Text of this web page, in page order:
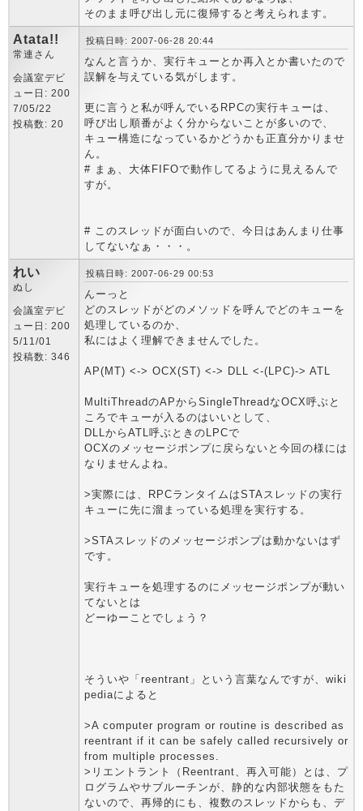
そのまま呼び出し元に復帰すると考えられます。
Atata!!
常連さん
会議室デビ
ュー日: 200
7/05/22
投稿数: 20
投稿日時: 2007-06-28 20:44
なんと言うか、実行キューとか再入とか書いたので
誤解を与えている気がします。
更に言うと私が呼んでいるRPCの実行キューは、
呼び出し順番がよく分からないことが多いので、
キュー構造になっているかどうかも正直分かりませ
ん。
# まぁ、大体FIFOで動作してるように見えるんで
すが。
# このスレッドが面白いので、今日はあんまり仕事
してないなぁ・・・。
れい
ぬし
会議室デビ
ュー日: 200
5/11/01
投稿数: 346
投稿日時: 2007-06-29 00:53
んーっと
どのスレッドがどのメソッドを呼んでどのキューを
処理しているのか、
私にはよく理解できませんでした。
AP(MT) <-> OCX(ST) <-> DLL <-(LPC)-> ATL
MultiThreadのAPからSingleThreadなOCX呼ぶと
ころでキューが入るのはいいとして、
DLLからATL呼ぶときのLPCで
OCXのメッセージポンプに戻らないと今回の様には
なりませんよね。
>実際には、RPCランタイムはSTAスレッドの実行
キューに先に溜まっている処理を実行する。
>STAスレッドのメッセージポンプは動かないはず
です。
実行キューを処理するのにメッセージポンプが動い
てないとは
どーゆーことでしょう？
そういや「reentrant」という言葉なんですが、wiki
pediaによると
>A computer program or routine is described as
reentrant if it can be safely called recursively or
from multiple processes.
>リエントラント（Reentrant、再入可能）とは、プ
ログラムやサブルーチンが、静的な内部状態をもた
ないので、再帰的にも、複数のスレッドからも、デ